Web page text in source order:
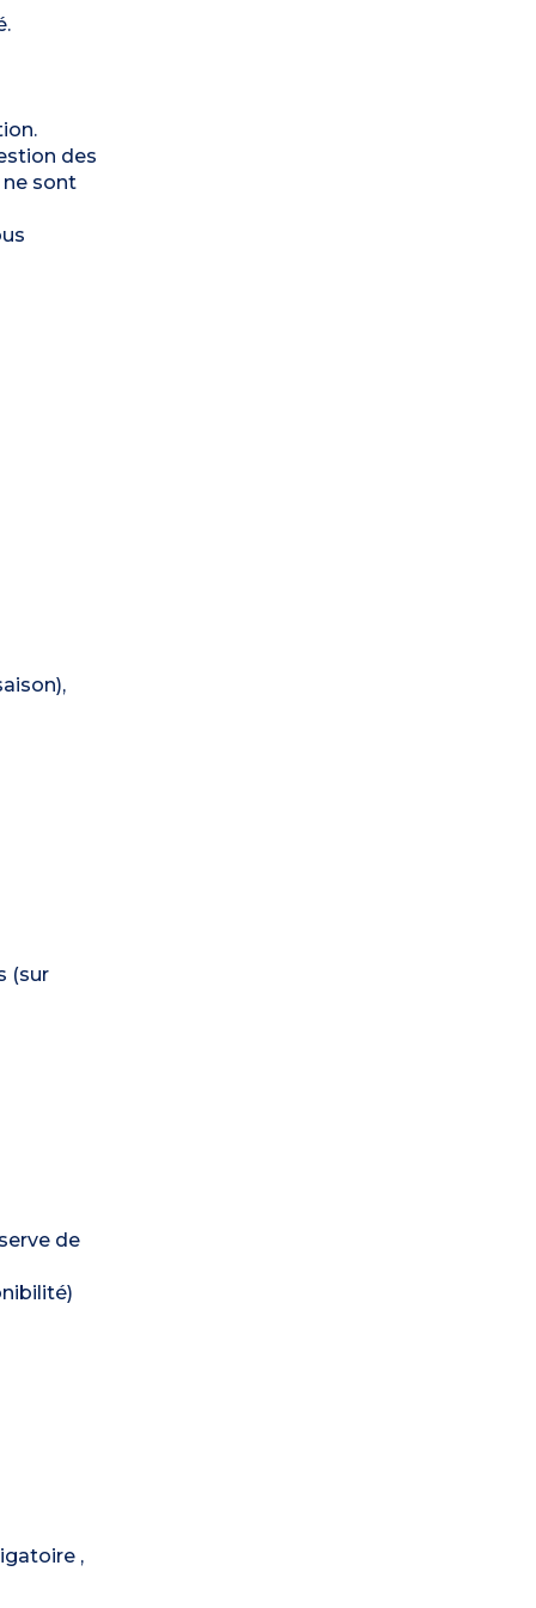
des
sont
(sur
de
,